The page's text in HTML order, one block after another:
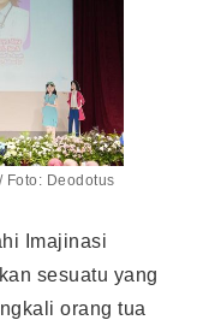
Foto: Deodotus
Imajinasi
sesuatu yang
orang tua